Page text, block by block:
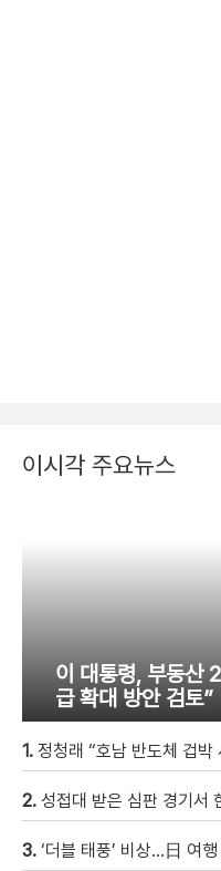
이시각 주요뉴스
이 대통령, 부동산
급 확대 방안 검토”
1. 정청래 “호남 반도체 겁
2. 성접대 받은 심판 경기서
3. ‘더블 태풍’ 비상…日 여